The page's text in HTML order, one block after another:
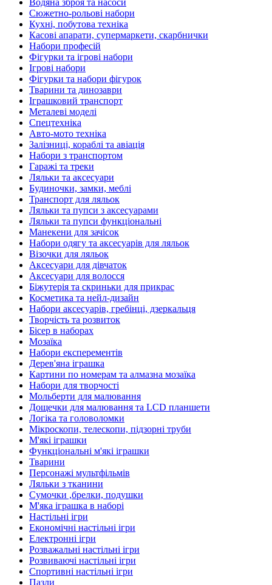
Водяна зброя та насоси
Сюжетно-рольові набори
Кухні, побутова техніка
Касові апарати, супермаркети, скарбнички
Набори професій
Фігурки та ігрові набори
Ігрові набори
Фігурки та набори фігурок
Тварини та динозаври
Іграшковий транспорт
Металеві моделі
Спецтехніка
Авто-мото техніка
Залізниці, кораблі та авіація
Набори з транспортом
Гаражі та треки
Ляльки та аксесуари
Будиночки, замки, меблі
Транспорт для ляльок
Ляльки та пупси з аксесуарами
Ляльки та пупси функціональні
Манекени для зачісок
Набори одягу та аксесуарів для ляльок
Візочки для ляльок
Аксесуари для дівчаток
Аксесуари для волосся
Біжутерія та скриньки для прикрас
Косметика та нейл-дизайн
Набори аксесуарів, гребінці, дзеркальця
Творчість та розвиток
Бісер в наборах
Мозаїка
Набори експерементів
Дерев'яна іграшка
Картини по номерам та алмазна мозаїка
Набори для творчості
Мольберти для малювання
Дощечки для малювання та LCD планшети
Логіка та головоломки
Мікроскопи, телескопи, підзорні труби
М'які іграшки
Функціональні м'які іграшки
Тварини
Персонажі мультфільмів
Ляльки з тканини
Сумочки ,брелки, подушки
М'яка іграшка в наборі
Настільні ігри
Економічні настільні ігри
Електронні ігри
Розважальні настільні ігри
Розвиваючі настільні ігри
Спортивні настільні ігри
Пазли